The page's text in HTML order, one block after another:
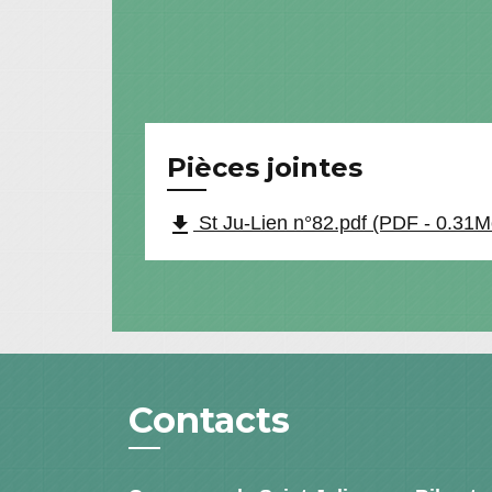
Pièces jointes
file_download St Ju-Lien n°82.pdf (PDF -
Contacts